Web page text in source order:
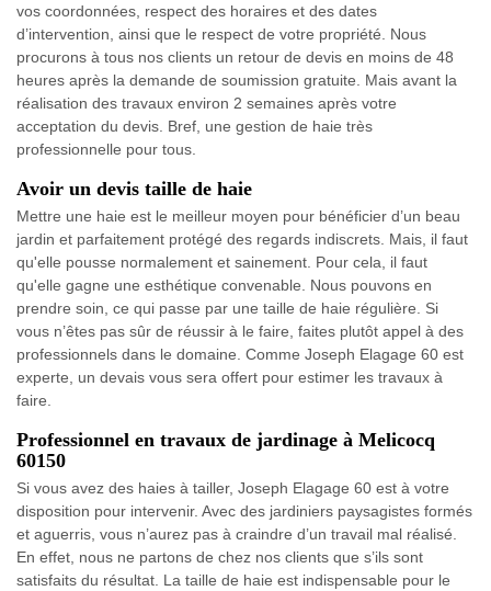
vos coordonnées, respect des horaires et des dates
d’intervention, ainsi que le respect de votre propriété. Nous
procurons à tous nos clients un retour de devis en moins de 48
heures après la demande de soumission gratuite. Mais avant la
réalisation des travaux environ 2 semaines après votre
acceptation du devis. Bref, une gestion de haie très
professionnelle pour tous.
Avoir un devis taille de haie
Mettre une haie est le meilleur moyen pour bénéficier d’un beau
jardin et parfaitement protégé des regards indiscrets. Mais, il faut
qu'elle pousse normalement et sainement. Pour cela, il faut
qu'elle gagne une esthétique convenable. Nous pouvons en
prendre soin, ce qui passe par une taille de haie régulière. Si
vous n’êtes pas sûr de réussir à le faire, faites plutôt appel à des
professionnels dans le domaine. Comme Joseph Elagage 60 est
experte, un devais vous sera offert pour estimer les travaux à
faire.
Professionnel en travaux de jardinage à Melicocq
60150
Si vous avez des haies à tailler, Joseph Elagage 60 est à votre
disposition pour intervenir. Avec des jardiniers paysagistes formés
et aguerris, vous n’aurez pas à craindre d’un travail mal réalisé.
En effet, nous ne partons de chez nos clients que s’ils sont
satisfaits du résultat. La taille de haie est indispensable pour le